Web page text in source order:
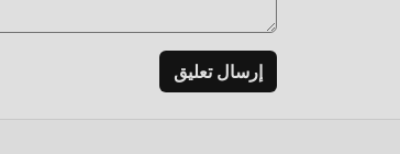
إرسال تعليق